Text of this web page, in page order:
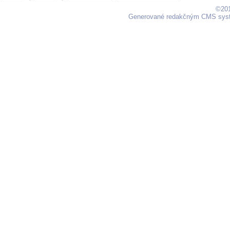
Generované redakčným CMS